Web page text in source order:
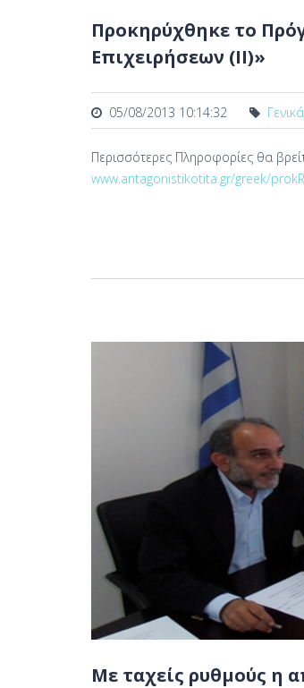
Προκηρύχθηκε το
Επιχειρήσεων (II)»
05/08/2013 10:14:32
Περισσότερες Πληροφορίες θα
www.antagonistikotita.gr/greek/
Με ταχείς ρυθμούς η